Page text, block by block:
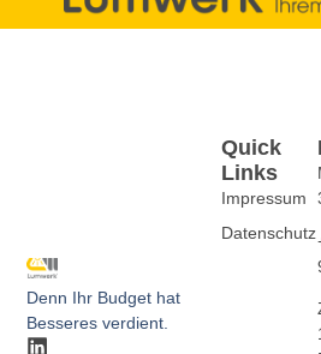
Denn Ihr Budget hat
Besseres verdient.​
Quick
Links
Impressum
Datenschutz